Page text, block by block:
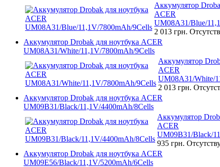
Аккумулятор
ACER
UM08A31/Blue/
2 013 грн.
Аккумулятор Drobak для ноутбука ACER
UM08A31/White/11,1V/7800mAh/9Cells
Аккумулятор
ACER
UM08A31/White/
2 013 грн.
Аккумулятор Drobak для ноутбука ACER
UM09B31/Black/11,1V/4400mAh/8Cells
Аккумулятор
ACER
UM09B31/Black/
935 грн.
Аккумулятор Drobak для ноутбука ACER
UM09E56/Black/11,1V/5200mAh/6Cells